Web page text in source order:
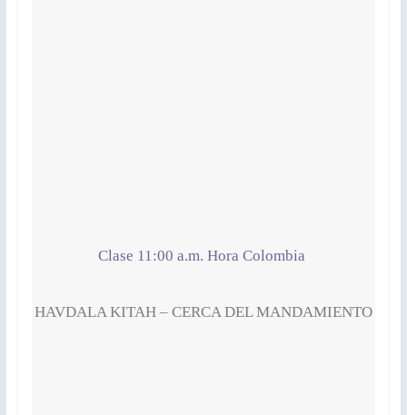
Clase 11:00 a.m. Hora Colombia
HAVDALA KITAH – CERCA DEL MANDAMIENTO